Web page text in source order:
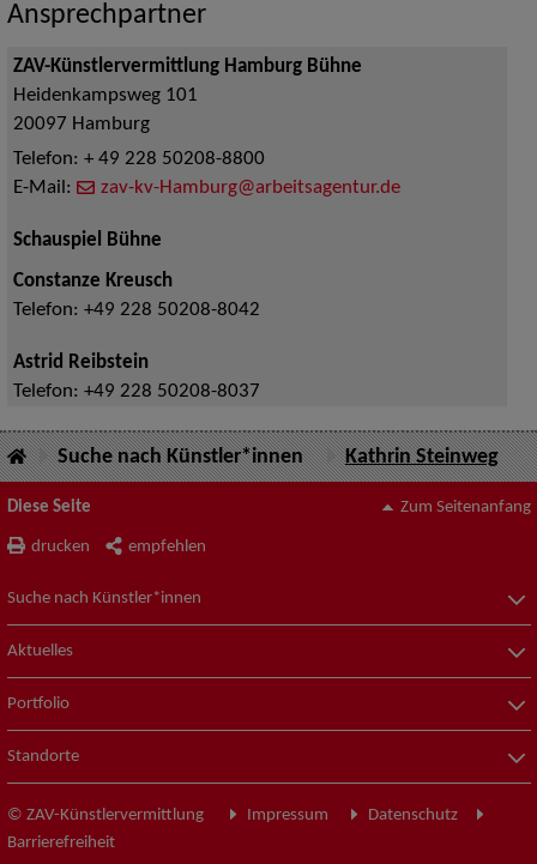
Ansprechpartner
ZAV-Künstlervermittlung Hamburg Bühne
Heidenkampsweg 101
20097 Hamburg
Telefon: + 49 228 50208-8800
E-Mail:
zav-kv-Hamburg@arbeitsagentur.de
Schauspiel Bühne
Constanze Kreusch
Telefon: +49 228 50208-8042
Astrid Reibstein
Telefon: +49 228 50208-8037
Suche nach Künstler*innen Kathrin Steinweg
Diese Seite
drucken empfehlen
Zum Seitenanfang
Suche nach Künstler*innen
Aktuelles
Portfolio
Standorte
© ZAV-Künstlervermittlung Impressum
Datenschutz
Barrierefreiheit